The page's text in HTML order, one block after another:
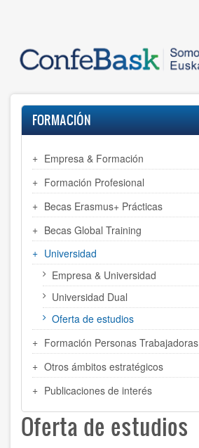
principal
FORMACIÓN
Empresa & Formación
Formación Profesional
Becas Erasmus+ Prácticas
Becas Global Training
Universidad
Empresa & Universidad
Universidad Dual
Oferta de estudios
Formación Personas Trabajadoras
Otros ámbitos estratégicos
Publicaciones de interés
Oferta de estudios